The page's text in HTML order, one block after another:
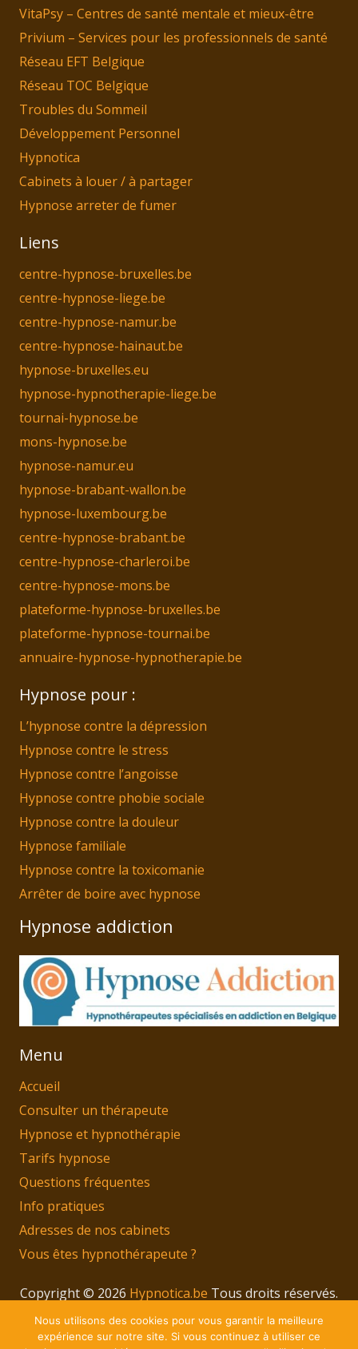
VitaPsy – Centres de santé mentale et mieux-être
Privium – Services pour les professionnels de santé
Réseau EFT Belgique
Réseau TOC Belgique
Troubles du Sommeil
Développement Personnel
Hypnotica
Cabinets à louer / à partager
Hypnose arreter de fumer
Liens
centre-hypnose-bruxelles.be
centre-hypnose-liege.be
centre-hypnose-namur.be
centre-hypnose-hainaut.be
hypnose-bruxelles.eu
hypnose-hypnotherapie-liege.be
tournai-hypnose.be
mons-hypnose.be
hypnose-namur.eu
hypnose-brabant-wallon.be
hypnose-luxembourg.be
centre-hypnose-brabant.be
centre-hypnose-charleroi.be
centre-hypnose-mons.be
plateforme-hypnose-bruxelles.be
plateforme-hypnose-tournai.be
annuaire-hypnose-hypnotherapie.be
Hypnose pour :
L’hypnose contre la dépression
Hypnose contre le stress
Hypnose contre l’angoisse
Hypnose contre phobie sociale
Hypnose contre la douleur
Hypnose familiale
Hypnose contre la toxicomanie
Arrêter de boire avec hypnose
Hypnose addiction
Menu
Accueil
Consulter un thérapeute
Hypnose et hypnothérapie
Tarifs hypnose
Questions fréquentes
Info pratiques
Adresses de nos cabinets
Vous êtes hypnothérapeute ?
Copyright © 2026 Hypnotica.be Tous droits réservés.
Privium – Des services qui soutiennent vos soins.
Pour psychologues, psychotherapeutes et
Nous utilisons des cookies pour vous garantir la meilleure
expérience sur notre site. Si vous continuez à utiliser ce